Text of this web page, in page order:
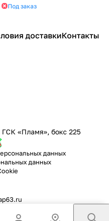
Под заказ
доставкиКонтакты
ГСК «Пламя», бокс 225
данных
данных